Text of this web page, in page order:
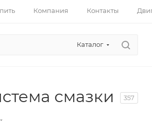
Компания Контакты
Каталог
смазки 357